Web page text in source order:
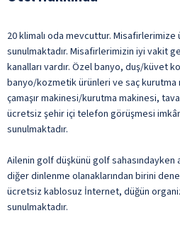
20 klimalı oda mevcuttur.
sunulmaktadır. Misafirlerimizin iyi vakit
kanalları vardır. Özel banyo, duş/küvet
banyo/kozmetik ürünleri ve saç kurutma
çamaşır makinesi/kurutma makinesi,
ücretsiz şehir içi telefon görüşmesi
sunulmaktadır.
Ailenin golf düşkünü golf sahasındayken
diğer dinlenme olanaklarından birini
ücretsiz kablosuz İnternet, düğün
sunulmaktadır.